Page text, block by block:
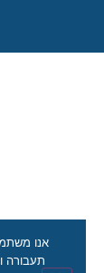
תעבורה